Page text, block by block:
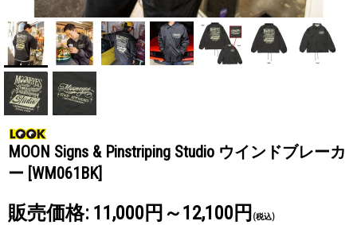
MOON Signs & Pinstriping Studio ウインドブレーカ
ー [WM061BK]
販売価格: 11,000円～12,100円 (税込)